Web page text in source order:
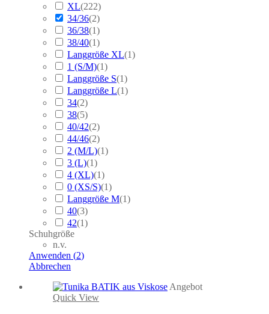
XL(222)
34/36(2)
36/38(1)
38/40(1)
Langgröße XL(1)
1 (S/M)(1)
Langgröße S(1)
Langgröße L(1)
34(2)
38(5)
40/42(2)
44/46(2)
2 (M/L)(1)
3 (L)(1)
4 (XL)(1)
0 (XS/S)(1)
Langgröße M(1)
40(3)
42(1)
Schuhgröße
n.v.
Anwenden (2)
Abbrechen
Angebot
Quick View